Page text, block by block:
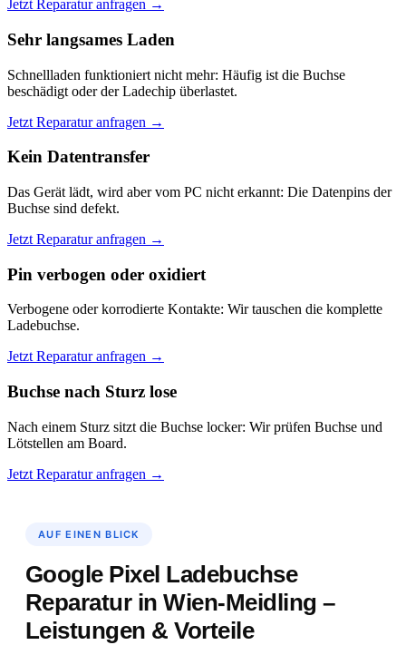
Jetzt Reparatur anfragen →
Sehr langsames Laden
Schnellladen funktioniert nicht mehr: Häufig ist die Buchse
beschädigt oder der Ladechip überlastet.
Jetzt Reparatur anfragen →
Kein Datentransfer
Das Gerät lädt, wird aber vom PC nicht erkannt: Die Datenpins der
Buchse sind defekt.
Jetzt Reparatur anfragen →
Pin verbogen oder oxidiert
Verbogene oder korrodierte Kontakte: Wir tauschen die komplette
Ladebuchse.
Jetzt Reparatur anfragen →
Buchse nach Sturz lose
Nach einem Sturz sitzt die Buchse locker: Wir prüfen Buchse und
Lötstellen am Board.
Jetzt Reparatur anfragen →
AUF EINEN BLICK
Google Pixel Ladebuchse
Reparatur in Wien-Meidling –
Leistungen & Vorteile